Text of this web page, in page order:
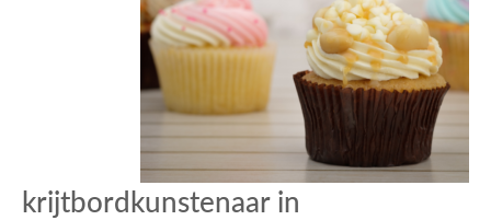
krijtbordkunstenaar in